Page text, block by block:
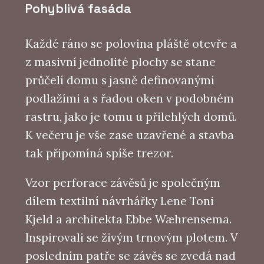
Pohyblivá fasáda
Každé ráno se polovina pláště otevře a
z masivní jednolité plochy se stane
průčelí domu s jasně definovanými
podlažími a s řadou oken v podobném
rastru, jako je tomu u přilehlých domů.
K večeru je vše zase uzavřené a stavba
tak připomíná spíše trezor.
Vzor perforace závěsů je společným
dílem textilní návrhářky Lene Toni
Kjeld a architekta Ebbe Wæhrensema.
Inspirovali se živým trnovým plotem. V
posledním patře se závěs se zvedá nad